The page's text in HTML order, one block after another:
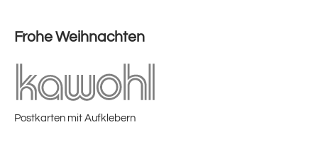
Frohe Weihnachten
Postkarten mit Aufklebern